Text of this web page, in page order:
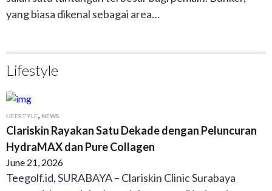
yang biasa dikenal sebagai area…
Lifestyle
LIFESTYLE NEWS
Clariskin Rayakan Satu Dekade dengan Peluncuran
HydraMAX dan Pure Collagen
June 21, 2026
Teegolf.id, SURABAYA – Clariskin Clinic Surabaya